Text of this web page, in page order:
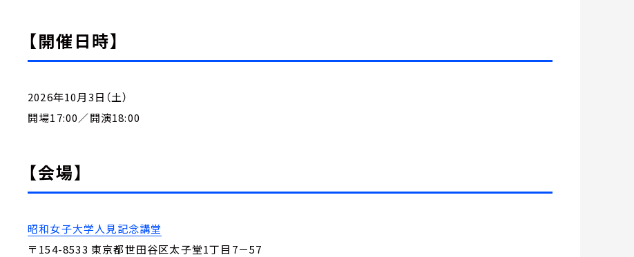
【開催日時】
2026年10⽉3⽇（土）
開場17:00／開演18:00
【会場】
昭和女子大学人見記念講堂
〒154-8533 東京都世田谷区太子堂1丁目7－57